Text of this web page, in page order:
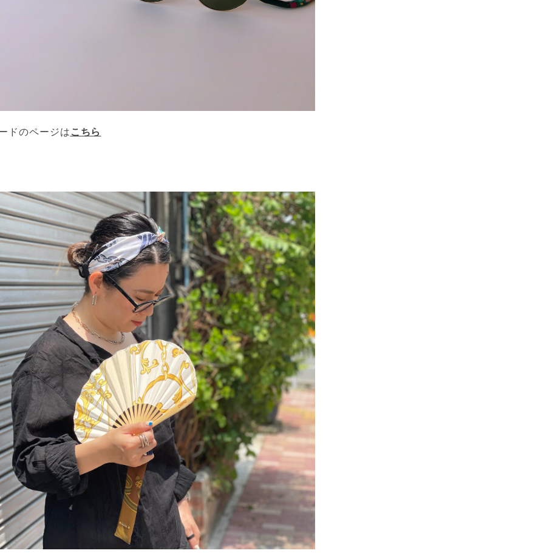
ドのページは こちら